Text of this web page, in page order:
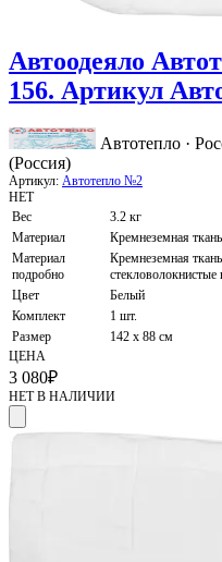
Автоодеяло
156. Артикул
Автотепло ·
(Россия)
Артикул: Автотепло №2
НЕТ
Вес
3.2 кг
Материал
Кремнеземная ткань
Материал
подробно
Кремнеземная
стекловолокнистые
Цвет
Белый
Комплект
1 шт.
Размер
142 х 88 см
ЦЕНА
3 080₽
НЕТ В НАЛИЧИИ